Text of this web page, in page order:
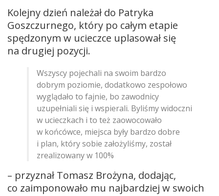
Kolejny dzień należał do Patryka
Goszczurnego, który po całym etapie
spędzonym w ucieczce uplasował się
na drugiej pozycji.
Wszyscy pojechali na swoim bardzo
dobrym poziomie, dodatkowo zespołowo
wyglądało to fajnie, bo zawodnicy
uzupełniali się i wspierali. Byliśmy widoczni
w ucieczkach i to też zaowocowało
w końcówce, miejsca były bardzo dobre
i plan, który sobie założyliśmy, został
zrealizowany w 100%
– przyznał Tomasz Brożyna, dodając,
co zaimponowało mu najbardziej w swoich